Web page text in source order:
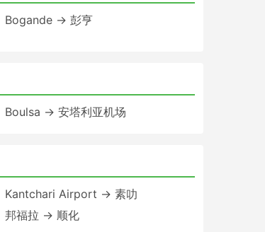
Bogande → 彭亨
Boulsa → 安塔利亚机场
Kantchari Airport → 素叻
邦福拉 → 顺化